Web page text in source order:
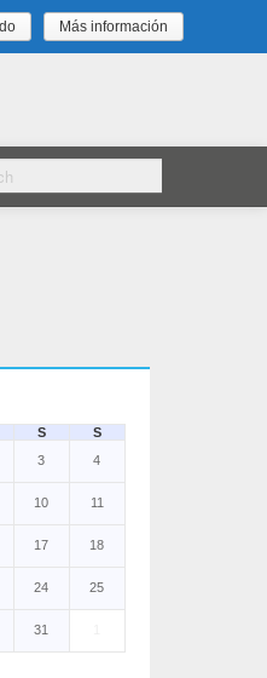
S
S
3 4
10 11
17 18
24 25
31
Más información